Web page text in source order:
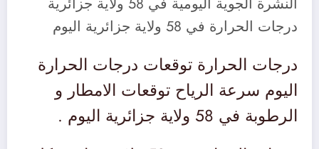
درجات الحرارة في 58 ولاية جزائرية اليوم
درجات الحرارة توقعات درجات الحرارة
اليوم سرعة الرياح توقعات الامطار و
الرطوبة في 58 ولاية جزائرية اليوم .